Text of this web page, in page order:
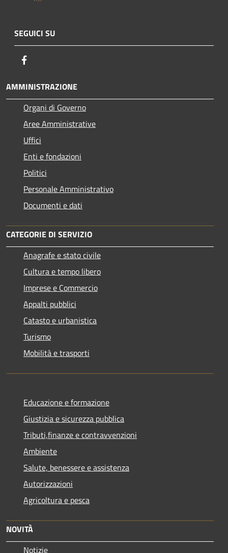
SEGUICI SU
AMMINISTRAZIONE
Organi di Governo
Aree Amministrative
Uffici
Enti e fondazioni
Politici
Personale Amministrativo
Documenti e dati
CATEGORIE DI SERVIZIO
Anagrafe e stato civile
Cultura e tempo libero
Imprese e Commercio
Appalti pubblici
Catasto e urbanistica
Turismo
Mobilità e trasporti
Educazione e formazione
Giustizia e sicurezza pubblica
Tributi,finanze e contravvenzioni
Ambiente
Salute, benessere e assistenza
Autorizzazioni
Agricoltura e pesca
NOVITÀ
Notizie